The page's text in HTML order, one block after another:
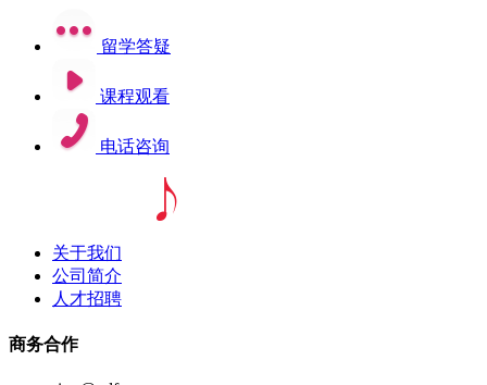
留学答疑
课程观看
电话咨询
关于我们
公司简介
人才招聘
商务合作